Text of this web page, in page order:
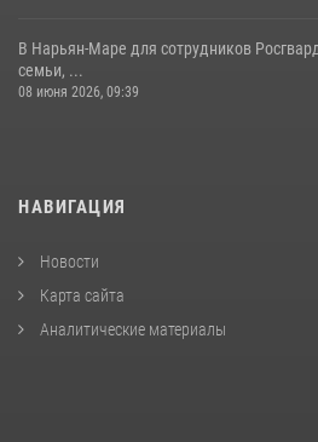
В Нарьян-Маре для сотрудников
семьи, ...
08 июня 2026, 09:39
НАВИГАЦИЯ
Новости
Карта сайта
Аналитические материалы